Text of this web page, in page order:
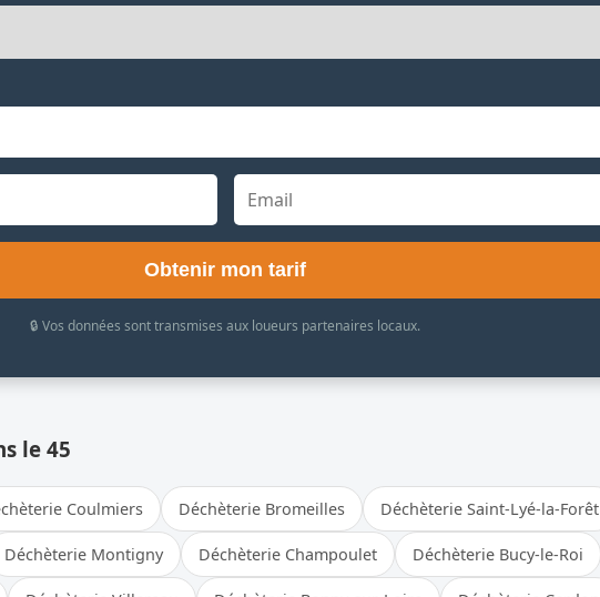
Obtenir mon tarif
🔒 Vos données sont transmises aux loueurs partenaires locaux.
le 45
Coulmiers Déchèterie Bromeilles Déchèterie Saint-Lyé-la-Forêt
Déchèterie Montigny Déchèterie Champoulet Déchèterie Bucy-le-Roi